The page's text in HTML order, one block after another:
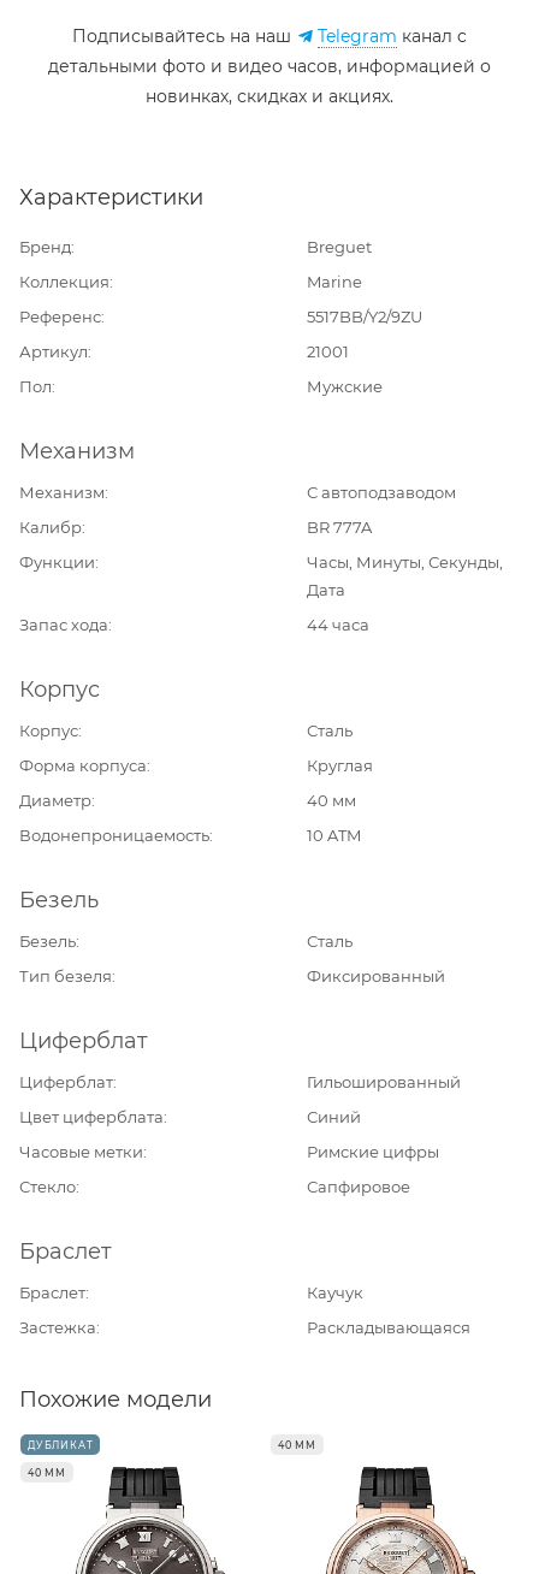
Подписывайтесь на наш Telegram канал c
детальными фото и видео часов, информацией о
новинках, скидках и акциях.
Характеристики
Бренд
Breguet
Коллекция
Marine
Референс
5517BB/Y2/9ZU
Артикул
21001
Пол
Мужские
Механизм
Механизм
С автоподзаводом
Калибр
BR 777A
Функции
Часы, Минуты, Секунды,
Дата
Запас хода
44 часа
Корпус
Корпус
Сталь
Форма корпуса
Круглая
Диаметр
40 мм
Водонепроницаемость
10 ATM
Безель
Безель
Сталь
Тип безеля
Фиксированный
Циферблат
Циферблат
Гильошированный
Цвет циферблата
Синий
Часовые метки
Римские цифры
Стекло
Сапфировое
Браслет
Браслет
Каучук
Застежка
Раскладывающаяся
Похожие модели
ДУБЛИКАТ
40 ММ
40 ММ